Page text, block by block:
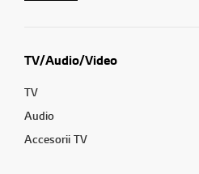
TV/Audio/Video
TV
Audio
Accesorii TV